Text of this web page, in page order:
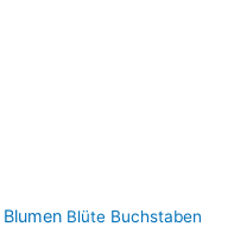
Blumen Blüte Buchstaben